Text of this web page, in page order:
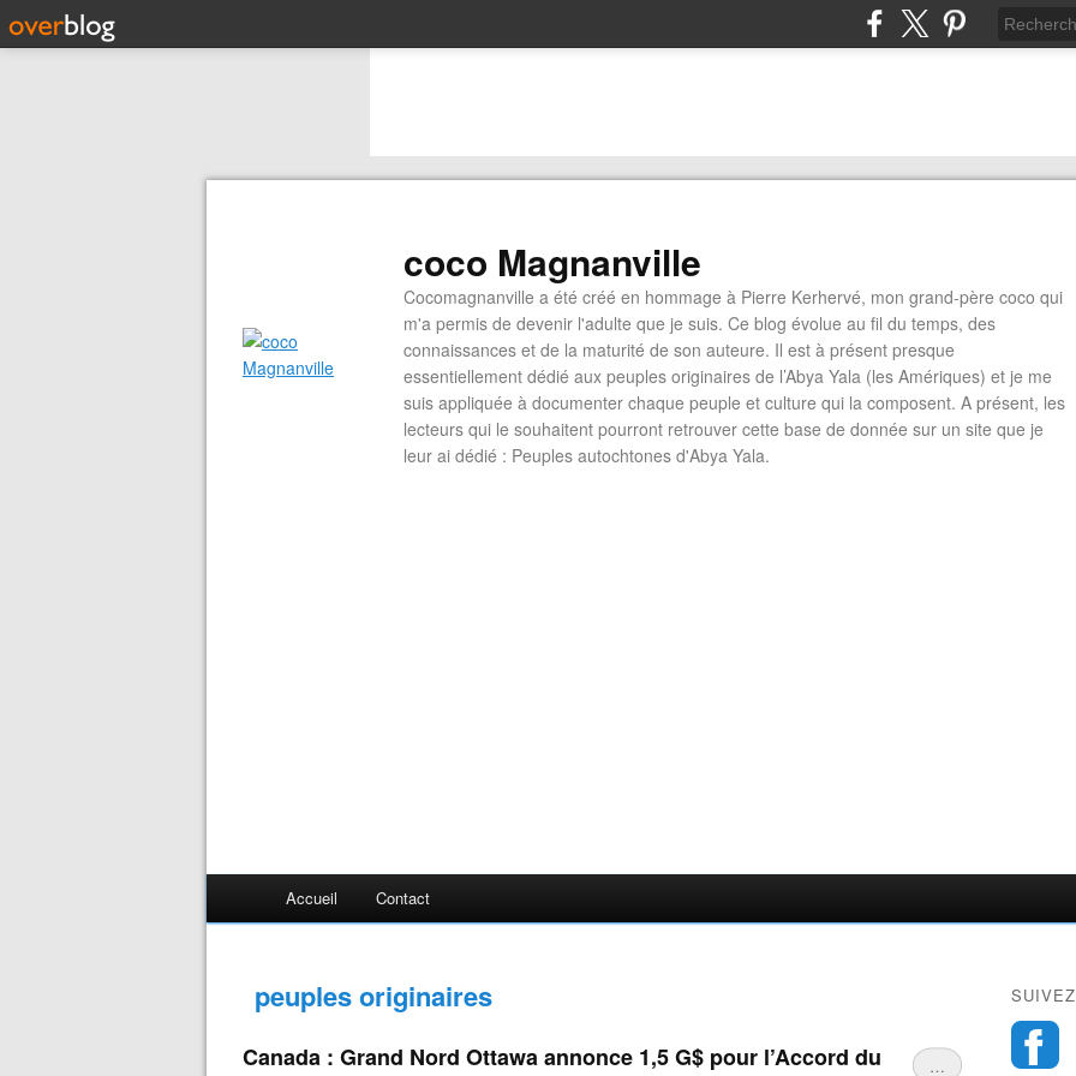
coco Magnanville
Cocomagnanville a été créé en hommage à Pierre Kerhervé, mon grand-père coco qui
m'a permis de devenir l'adulte que je suis. Ce blog évolue au fil du temps, des
connaissances et de la maturité de son auteure. Il est à présent presque
essentiellement dédié aux peuples originaires de l’Abya Yala (les Amériques) et je me
suis appliquée à documenter chaque peuple et culture qui la composent. A présent, les
lecteurs qui le souhaitent pourront retrouver cette base de donnée sur un site que je
leur ai dédié : Peuples autochtones d'Abya Yala.
Accueil Contact
peuples originaires
…
Canada : Grand Nord Ottawa annonce 1,5 G$ pour l’Accord du